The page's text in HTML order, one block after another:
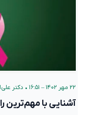
۲۲ مهر ۱۴۰۲ – ۱۶:۵۱ • دکتر
آشنایی با مهم‌ترین